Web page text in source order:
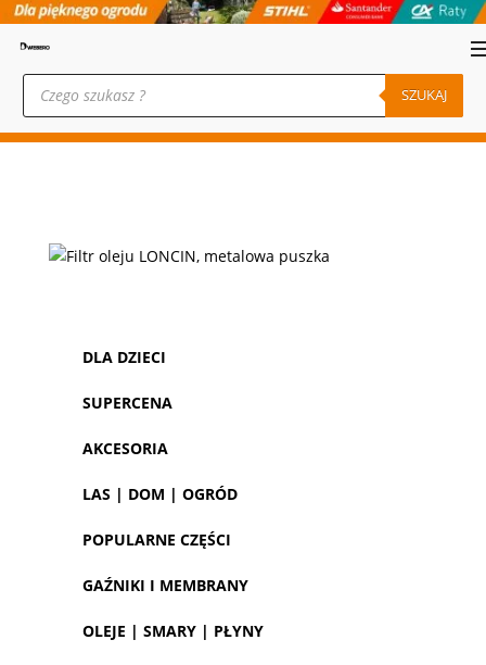
Wyszukiwarka
produktów SZUKAJ
DLA DZIECI
SUPERCENA
AKCESORIA
LAS | DOM | OGRÓD
POPULARNE CZĘŚCI
GAŹNIKI I MEMBRANY
OLEJE | SMARY | PŁYNY